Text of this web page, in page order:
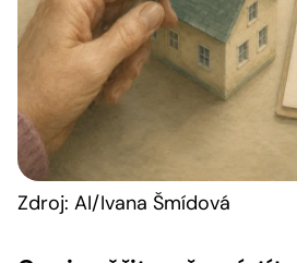
Zdroj: AI/Ivana Šmídová